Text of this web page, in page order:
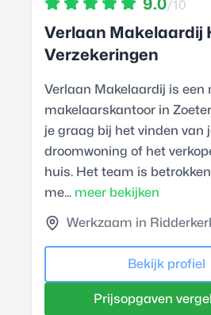
9.0/10
Verlaan Makelaardij
Verzekeringen
Verlaan Makelaardij is een
makelaarskantoor in
je graag bij het vinden van
droomwoning of het
huis. Het team is
me... meer bekijken
Werkzaam in
Bekijk profiel
Prijsopgaven